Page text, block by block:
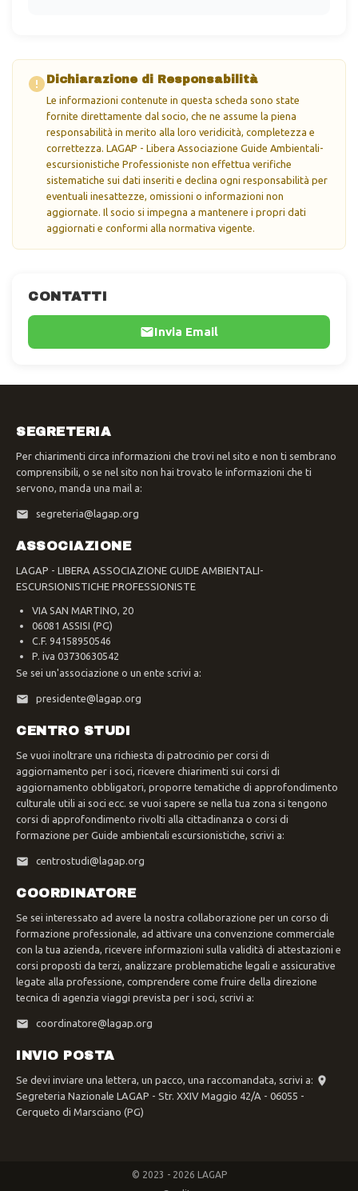
CONTATTI
Invia Email
Dichiarazione di Responsabilità
Le informazioni contenute in questa scheda sono state
fornite direttamente dal socio, che ne assume la piena
responsabilità in merito alla loro veridicità, completezza e
correttezza. LAGAP - Libera Associazione Guide Ambientali-
escursionistiche Professioniste non effettua verifiche
sistematiche sui dati inseriti e declina ogni responsabilità per
eventuali inesattezze, omissioni o informazioni non
aggiornate. Il socio si impegna a mantenere i propri dati
aggiornati e conformi alla normativa vigente.
SEGRETERIA
Per chiarimenti circa informazioni che trovi nel sito e non ti sembrano
comprensibili, o se nel sito non hai trovato le informazioni che ti
servono, manda una mail a:
segreteria@lagap.org
ASSOCIAZIONE
LAGAP - LIBERA ASSOCIAZIONE GUIDE AMBIENTALI-
ESCURSIONISTICHE PROFESSIONISTE
VIA SAN MARTINO, 20
06081 ASSISI (PG)
C.F. 94158950546
P. iva 03730630542
Se sei un'associazione o un ente scrivi a:
presidente@lagap.org
CENTRO STUDI
Se vuoi inoltrare una richiesta di patrocinio per corsi di
aggiornamento per i soci, ricevere chiarimenti sui corsi di
aggiornamento obbligatori, proporre tematiche di approfondimento
culturale utili ai soci ecc. se vuoi sapere se nella tua zona si tengono
corsi di approfondimento rivolti alla cittadinanza o corsi di
formazione per Guide ambientali escursionistiche, scrivi a:
centrostudi@lagap.org
COORDINATORE
Se sei interessato ad avere la nostra collaborazione per un corso di
formazione professionale, ad attivare una convenzione commerciale
con la tua azienda, ricevere informazioni sulla validità di attestazioni e
corsi proposti da terzi, analizzare problematiche legali e assicurative
legate alla professione, comprendere come fruire della direzione
tecnica di agenzia viaggi prevista per i soci, scrivi a:
coordinatore@lagap.org
INVIO POSTA
Se devi inviare una lettera, un pacco, una raccomandata, scrivi a:
Segreteria Nazionale LAGAP - Str. XXIV Maggio 42/A - 06055 -
Cerqueto di Marsciano (PG)
© 2023 - 2026 LAGAP